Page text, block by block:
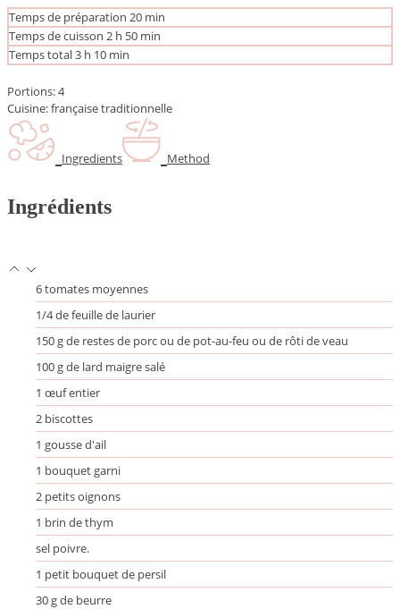
Temps de préparation 20m
i
n
u
s
min
Temps de cuisson 2h
e
u
e
h 50m
i
n
t
e
s
min
Temps total3h
e
r
h 10m
i
u
s
min
Portions:4
Cuisine:française traditionnelle
Ingredients Method
Ingrédients
6tomates moyennes
1/4de feuille de laurier
150 gde restes de porcou de pot-au-feu ou de rôti de veau
100 gde lard maigre salé
1 œuf entier
2 biscottes
1 goussed'ail
1 bouquet garni
2 petits oignons
1 brin de thym
sel poivre.
1 petit bouquet de persil
30 gde beurre